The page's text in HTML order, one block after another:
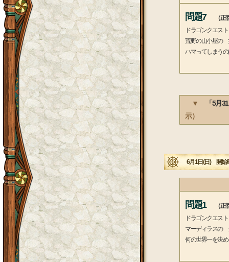
問題7
（
ドラゴンクエス
荒野の山小屋の
ハマってしまう
▼
「5月
示）
6月1日(日) 開始
問題1
（
ドラゴンクエス
マーディラスの
何の世界一を決